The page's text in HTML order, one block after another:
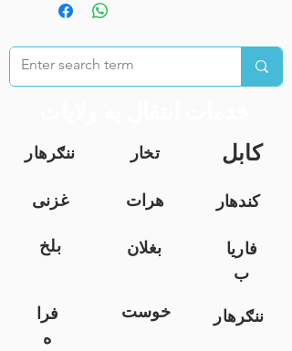
ننګرهار تخار کابل
غزنی هرات
کندهار
بلخ
بغلان
فاریا
ب
فرا
ه
خوست ننګرهار